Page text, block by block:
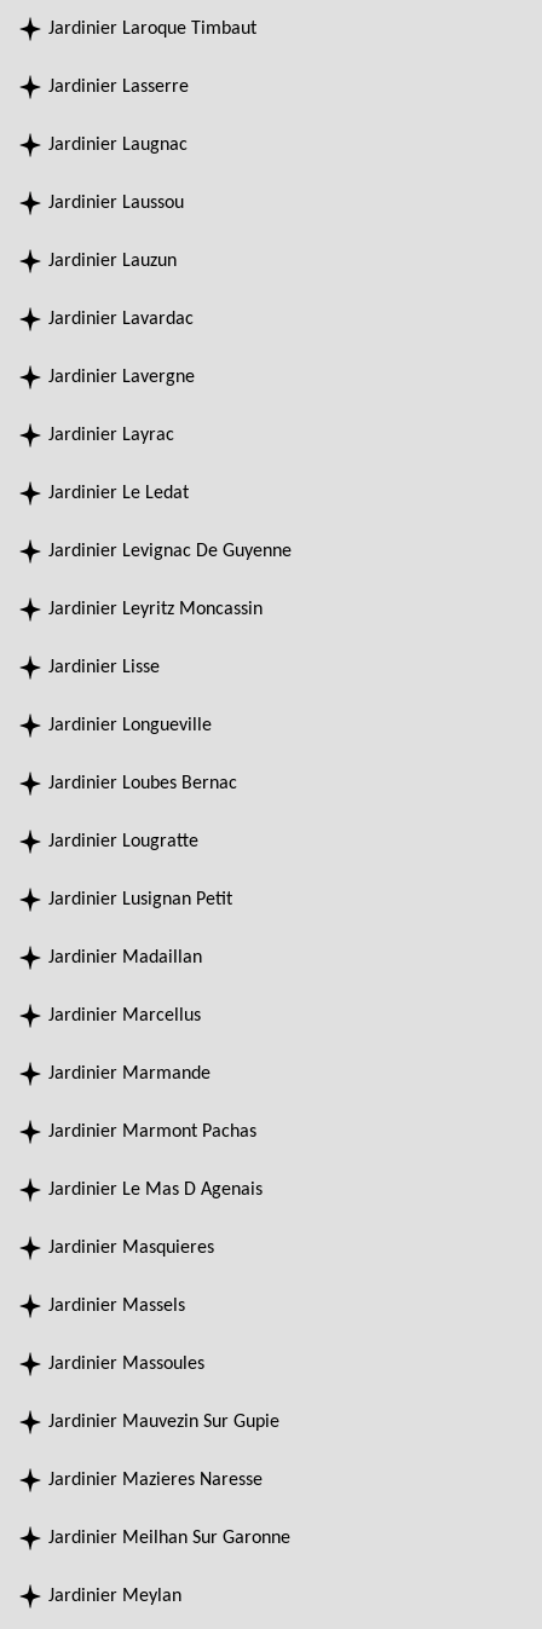
Jardinier Laroque Timbaut
Jardinier Lasserre
Jardinier Laugnac
Jardinier Laussou
Jardinier Lauzun
Jardinier Lavardac
Jardinier Lavergne
Jardinier Layrac
Jardinier Le Ledat
Jardinier Levignac De Guyenne
Jardinier Leyritz Moncassin
Jardinier Lisse
Jardinier Longueville
Jardinier Loubes Bernac
Jardinier Lougratte
Jardinier Lusignan Petit
Jardinier Madaillan
Jardinier Marcellus
Jardinier Marmande
Jardinier Marmont Pachas
Jardinier Le Mas D Agenais
Jardinier Masquieres
Jardinier Massels
Jardinier Massoules
Jardinier Mauvezin Sur Gupie
Jardinier Mazieres Naresse
Jardinier Meilhan Sur Garonne
Jardinier Meylan